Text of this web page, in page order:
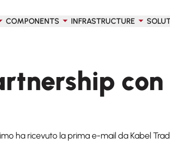
COMPONENTS INFRASTRUCTURE
con
ha ricevuto la prima e-mail da Kabel